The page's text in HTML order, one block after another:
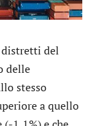
distretti del
delle
stesso
a quello